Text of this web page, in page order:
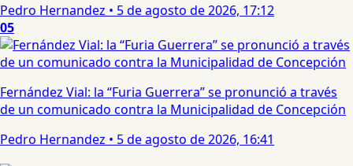
Pedro Hernandez • 5 de agosto de 2026, 17:12
05
Fernández Vial: la “Furia Guerrera” se pronunció a través
de un comunicado contra la Municipalidad de Concepción
Pedro Hernandez • 5 de agosto de 2026, 16:41